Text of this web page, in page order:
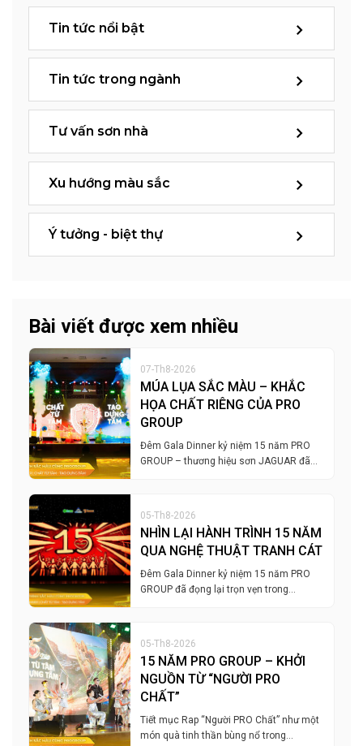
Tin tức nổi bật
Tin tức trong ngành
Tư vấn sơn nhà
Xu hướng màu sắc
Ý tưởng - biệt thự
Bài viết được xem nhiều
07-Th8-2026
MÚA LỤA SẮC MÀU – KHẮC
HỌA CHẤT RIÊNG CỦA PRO
GROUP
Đêm Gala Dinner kỷ niệm 15 năm PRO
GROUP – thương hiệu sơn JAGUAR đã…
05-Th8-2026
NHÌN LẠI HÀNH TRÌNH 15 NĂM
QUA NGHỆ THUẬT TRANH CÁT
Đêm Gala Dinner kỷ niệm 15 năm PRO
GROUP đã đọng lại trọn vẹn trong…
05-Th8-2026
15 NĂM PRO GROUP – KHỞI
NGUỒN TỪ “NGƯỜI PRO
CHẤT”
Tiết mục Rap “Người PRO Chất” như một
món quà tinh thần bùng nổ trong…